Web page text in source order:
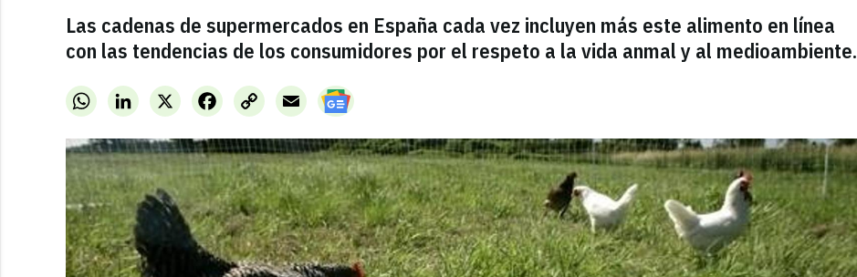
Las cadenas de supermercados en España cada vez incluyen más este alimento en línea
con las tendencias de los consumidores por el respeto a la vida anmal y al medioambiente.
WhatsAppLinkedInX FacebookCopy
Link
Email